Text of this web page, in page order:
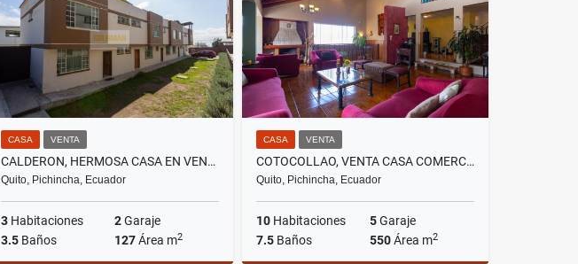
CASA VENTA
CALDERON, HERMOSA CASA EN VENTA, 127M2
Quito, Pichincha, Ecuador
3 Habitaciones 2Garaje
3.5 Baños 127Área m2
CASA VENTA
COTOCOLLAO, VENTA CASA COMERCIAL 550M2, CON 3 DEPARTAMENTOS
Quito, Pichincha, Ecuador
10 Habitaciones 5Garaje
7.5 Baños 550Área m2